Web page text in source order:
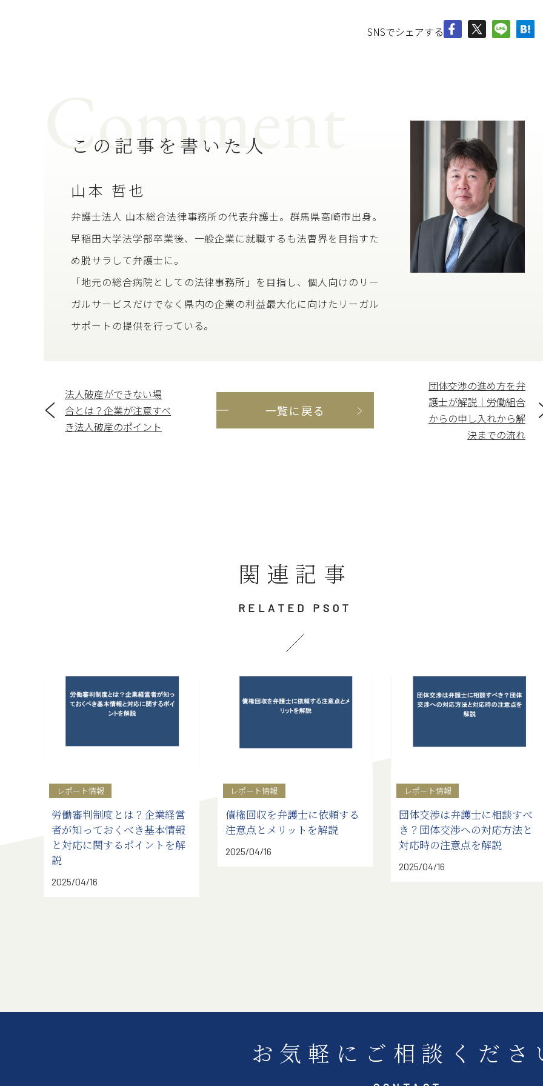
SNSでシェアする
Comment
この記事を書いた人
山本 哲也
弁護士法人 山本総合法律事務所の代表弁護士。群馬県高崎市出身。
早稲田大学法学部卒業後、一般企業に就職するも法曹界を目指すた
め脱サラして弁護士に。
「地元の総合病院としての法律事務所」を目指し、個人向けのリー
ガルサービスだけでなく県内の企業の利益最大化に向けたリーガル
サポートの提供を行っている。
法人破産ができない場
合とは？企業が注意すべ
き法人破産のポイント
一覧に戻る
団体交渉の進め方を弁
護士が解説｜労働組合
からの申し入れから解
決までの流れ
関連記事
RELATED PSOT
レポート情報
労働審判制度とは？企業経営
者が知っておくべき基本情報
と対応に関するポイントを解
説
2025/04/16
レポート情報
債権回収を弁護士に依頼する
注意点とメリットを解説
2025/04/16
レポート情報
団体交渉は弁護士に相談すべ
き？団体交渉への対応方法と
対応時の注意点を解説
2025/04/16
お気軽に ご相談くださ